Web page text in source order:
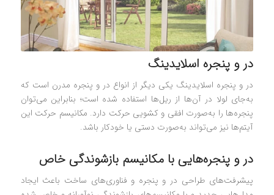
در و پنجره اسلایدینگ
در و پنجره اسلایدینگ یکی دیگر از انواع در و پنجره مدرن است که
به‌جای لولا در آن‌ها از ریل‌ها استفاده شده است؛ بنابراین می‌توان
پنجره‌ها را به‌صورت افقی و کشویی حرکت دارد. مکانیسم حرکت این
آیتم‌ها نیز می‌تواند به‌صورت دستی یا خودکار باشد.
در و پنجره‌هایی با مکانیسم بازشوندگی خاص
پیشرفت‌های طراحی در و پنجره و فناوری‌های ساخت باعث ایجاد